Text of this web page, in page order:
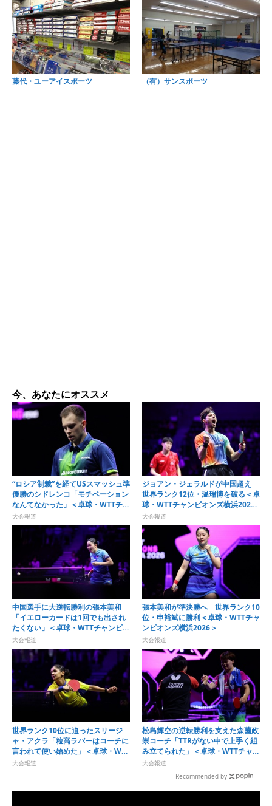
藤代・ユーアイスポーツ （有）サンスポーツ
今、あなたにオススメ
“ロシア制裁”を経てUSスマッシュ準
優勝のシドレンコ「モチベーション
なんてなかった」＜卓球・WTTチャ
ンピオンズ横浜2026＞
大会報道
ジョアン・ジェラルドが中国超え
世界ランク12位・温瑞博を破る＜卓
球・WTTチャンピオンズ横浜2026
＞
大会報道
中国選手に大逆転勝利の張本美和
「イエローカードは1回でも出され
たくない」＜卓球・WTTチャンピオ
ンズ横浜2026＞
大会報道
張本美和が準決勝へ 世界ランク10
位・申裕斌に勝利＜卓球・WTTチャ
ンピオンズ横浜2026＞
大会報道
世界ランク10位に迫ったスリージ
ャ・アクラ「粒高ラバーはコーチに
言われて使い始めた」＜卓球・WTT
チャンピオンズ横浜2026＞
大会報道
松島輝空の逆転勝利を支えた森薗政
崇コーチ「TTRがない中で上手く組
み立てられた」＜卓球・WTTチャン
ピオンズ横浜2026＞
大会報道
Recommended by